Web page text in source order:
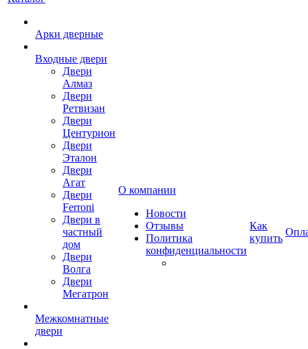
Арки дверные
Входные двери
Двери
Алмаз
Двери
Ретвизан
Двери
Центурион
Двери
Эталон
Двери
Агат
Двери
Ferroni
Двери в
частный
дом
Двери
Волга
Двери
Мегатрон
Межкомнатные
двери
О компании
Новости
Отзывы
Политика
конфиденциальности
Как
купить